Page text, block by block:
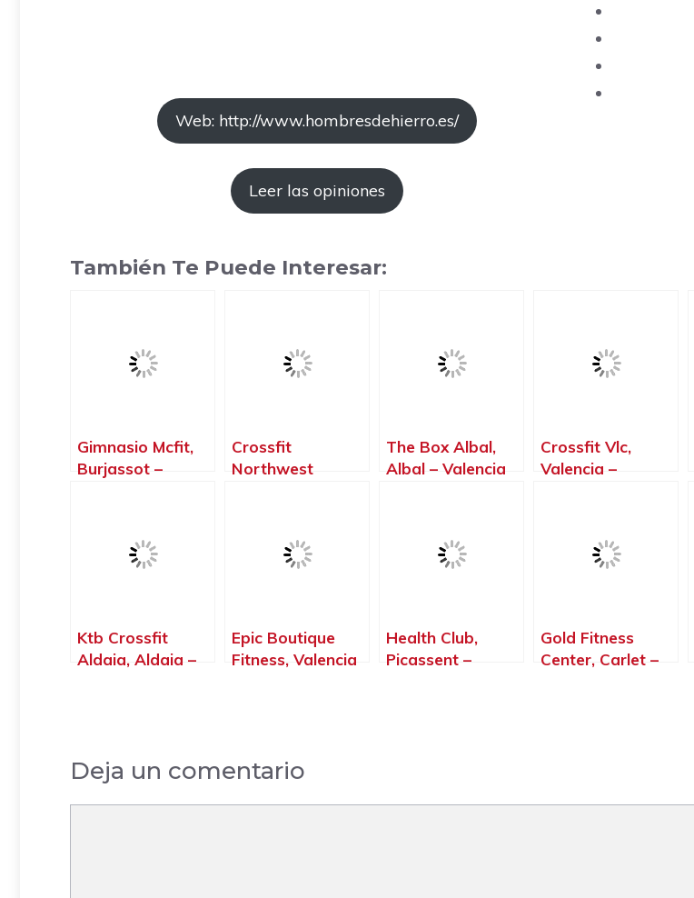
Web: http://www.hombresdehierro.es/
Leer las opiniones
También Te Puede Interesar:
Gimnasio Mcfit,
Burjassot –
Crossfit
Northwest
The Box Albal,
Albal – Valencia
Crossfit Vlc,
Valencia –
Ktb Crossfit
Aldaia, Aldaia –
Epic Boutique
Fitness, Valencia
Health Club,
Picassent –
Gold Fitness
Center, Carlet –
Deja un comentario